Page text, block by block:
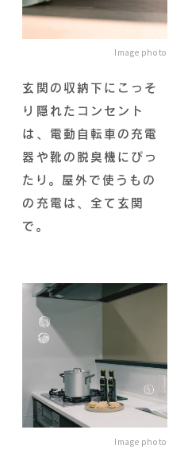
Image photo
玄関の収納下にこっそ
り隠れたコンセント
は、電動自転車の充電
器や靴の脱臭機にぴっ
たり。屋外で使うもの
の充電は、全て玄関
で。
Image photo